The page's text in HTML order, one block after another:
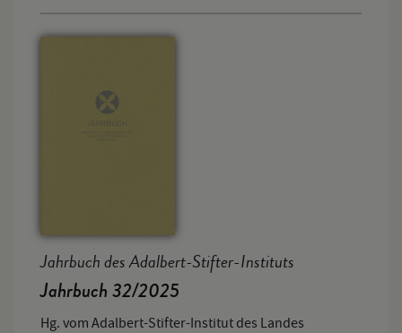
Jahrbuch des Adalbert-Stifter-Instituts
Jahrbuch 32/2025
Hg. vom Adalbert-Stifter-Institut des Landes